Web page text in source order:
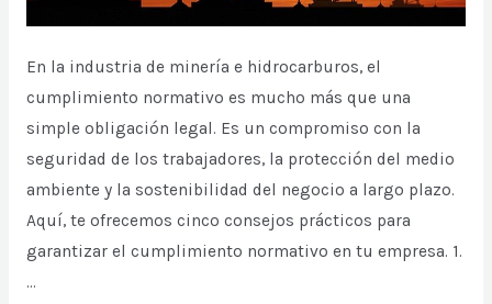
En la industria de minería e hidrocarburos, el
cumplimiento normativo es mucho más que una
simple obligación legal. Es un compromiso con la
seguridad de los trabajadores, la protección del medio
ambiente y la sostenibilidad del negocio a largo plazo.
Aquí, te ofrecemos cinco consejos prácticos para
garantizar el cumplimiento normativo en tu empresa. 1.
…